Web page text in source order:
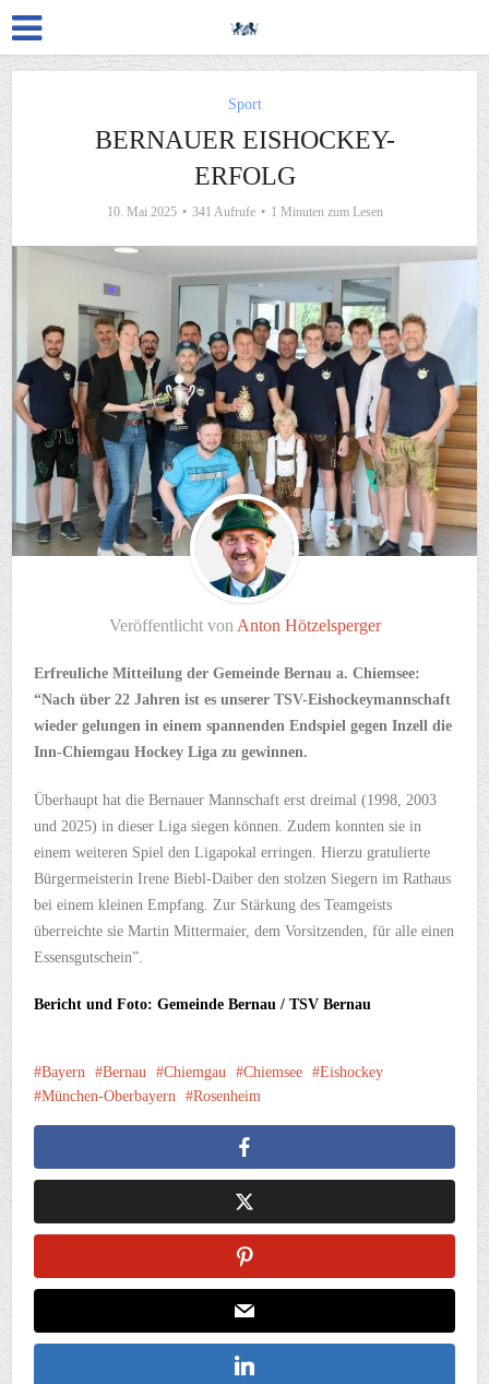
Sport
BERNAUER EISHOCKEY-
ERFOLG
10. Mai 2025 341 Aufrufe 1 Minuten zum Lesen
Veröffentlicht von Anton Hötzelsperger
Erfreuliche Mitteilung der Gemeinde Bernau a. Chiemsee:
“Nach über 22 Jahren ist es unserer TSV-Eishockeymannschaft
wieder gelungen in einem spannenden Endspiel gegen Inzell die
Inn-Chiemgau Hockey Liga zu gewinnen.
Überhaupt hat die Bernauer Mannschaft erst dreimal (1998, 2003
und 2025) in dieser Liga siegen können. Zudem konnten sie in
einem weiteren Spiel den Ligapokal erringen. Hierzu gratulierte
Bürgermeisterin Irene Biebl-Daiber den stolzen Siegern im Rathaus
bei einem kleinen Empfang. Zur Stärkung des Teamgeists
überreichte sie Martin Mittermaier, dem Vorsitzenden, für alle einen
Essensgutschein”.
Bericht und Foto: Gemeinde Bernau / TSV Bernau
Bayern Bernau Chiemgau Chiemsee
Eishockey
München-Oberbayern
Rosenheim